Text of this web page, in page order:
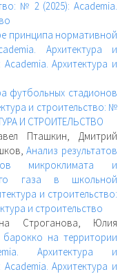
№ 2 (2025): Academia.
принципа нормативной
Архитектура и
Архитектура и
футбольных стадионов
и строительство: №
И СТРОИТЕЛЬСТВО
Пташкин, Дмитрий
Анализ результатов
микроклимата и
газа в школьной
и строительство:
и строительство
Строганова, Юлия
на территории
Архитектура и
Архитектура и